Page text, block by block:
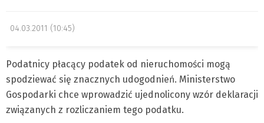
04.03.2011 (10:45)
Podatnicy płacący podatek od nieruchomości mogą
spodziewać się znacznych udogodnień. Ministerstwo
Gospodarki chce wprowadzić ujednolicony wzór deklaracji
związanych z rozliczaniem tego podatku.